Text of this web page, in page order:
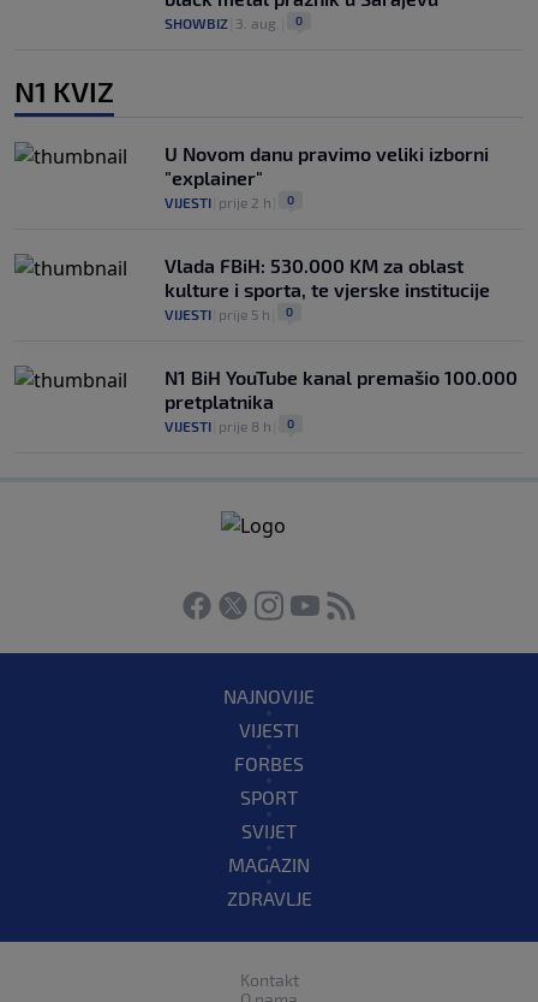
SHOWBIZ 3. aug. 0
N1 KVIZ
U Novom danu pravimo veliki izborni
"explainer"
VIJESTI prije 2 h 0
Vlada FBiH: 530.000 KM za oblast
kulture i sporta, te vjerske institucije
VIJESTI prije 5 h 0
N1 BiH YouTube kanal premašio 100.000
pretplatnika
VIJESTI prije 8 h 0
NAJNOVIJE
VIJESTI
FORBES
SPORT
SVIJET
MAGAZIN
ZDRAVLJE
Kontakt